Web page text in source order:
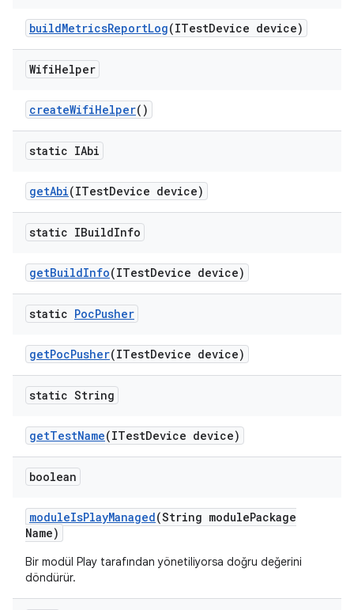
buildMetricsReportLog(ITestDevice device)
WifiHelper
createWifiHelper()
static IAbi
getAbi(ITestDevice device)
static IBuildInfo
getBuildInfo(ITestDevice device)
static PocPusher
getPocPusher(ITestDevice device)
static String
getTestName(ITestDevice device)
boolean
moduleIsPlayManaged(String modulePackage
Name)
Bir modül Play tarafından yönetiliyorsa doğru değerini
döndürür.